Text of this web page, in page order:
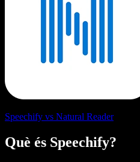
Speechify vs Natural Reader
Què és Speechify?